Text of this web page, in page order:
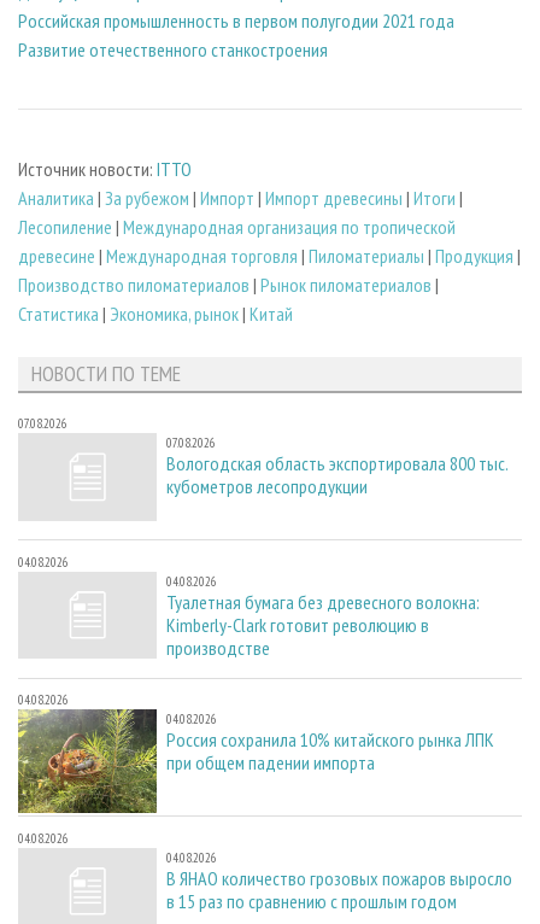
Российская промышленность в первом полугодии 2021 года
Развитие отечественного станкостроения
Источник новости: ITTO
Аналитика | За рубежом | Импорт | Импорт древесины | Итоги |
Лесопиление | Международная организация по тропической
древесине | Международная торговля | Пиломатериалы | Продукция |
Производство пиломатериалов | Рынок пиломатериалов |
Статистика | Экономика, рынок| Китай
НОВОСТИ ПО ТЕМЕ
07.08.2026
07.08.2026
Вологодская область экспортировала 800 тыс.
кубометров лесопродукции
04.08.2026
04.08.2026
Туалетная бумага без древесного волокна:
Kimberly-Clark готовит революцию в
производстве
04.08.2026
04.08.2026
Россия сохранила 10% китайского рынка ЛПК
при общем падении импорта
04.08.2026
04.08.2026
В ЯНАО количество грозовых пожаров выросло
в 15 раз по сравнению с прошлым годом